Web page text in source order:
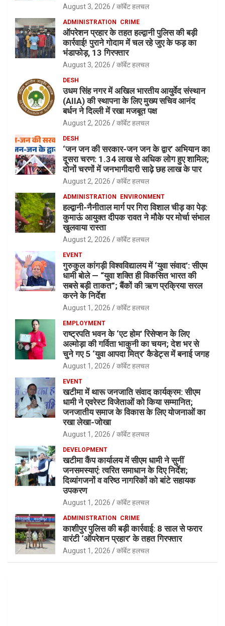
August 3, 2026 कॉर्बेट हलचल
ADMINISTRATION CRIME
ऑपरेशन प्रहार के तहत हल्द्वानी पुलिस की बड़ी
कार्रवाई! पुराने गोदाम में चल रहे जुए के फड़ का
भंडाफोड़, 13 गिरफ्तार
August 3, 2026 कॉर्बेट हलचल
DESH
उधम सिंह नगर में अखिल भारतीय आयुर्वेद संस्थान
(AIIA) की स्थापना के लिए मुख्य सचिव आनंद
बर्धन ने दिल्ली में रखा मजबूत पक्ष
August 2, 2026 कॉर्बेट हलचल
DESH
‘जन जन की सरकार-जन जन के द्वार’ अभियान का
दूसरा चरण: 1.34 लाख से अधिक लोग हुए शामिल;
दोनों चरणों में जनभागीदारी साढ़े छह लाख के पार
August 2, 2026 कॉर्बेट हलचल
ADMINISTRATION ENVIRONMENT
हल्द्वानी-नैनीताल मार्ग पर गिरा विशाल चीड़ का पेड़:
कुमाऊं आयुक्त दीपक रावत ने मौके पर मोर्चा संभाल
खुलवाया रास्ता
August 2, 2026 कॉर्बेट हलचल
EVENT
गुरुकुल कांगड़ी विश्वविद्यालय में ‘युवा संवाद’: सीएम
धामी बोले — “युवा शक्ति ही विकसित भारत की
सबसे बड़ी ताकत”; बैंकों की ऋण प्रक्रिया सरल
करने के निर्देश
August 1, 2026 कॉर्बेट हलचल
EMPLOYMENT
राष्ट्रपति भवन के ‘एट होम’ रिसेप्शन के लिए
अल्मोड़ा की गर्विता भाकुनी का चयन; देश भर से
चुने गए 5 ‘युवा आपदा मित्र’ कैडेट्स में बनाई जगह
August 1, 2026 कॉर्बेट हलचल
EVENT
खटीमा में थारू जनजाति संवाद कार्यक्रम: सीएम
धामी ने एवरेस्ट विजेताओं को किया सम्मानित;
जनजातीय समाज के विकास के लिए योजनाओं का
रखा लेखा-जोखा
August 1, 2026 कॉर्बेट हलचल
DEVELOPMENT
खटीमा कैंप कार्यालय में सीएम धामी ने सुनीं
जनसमस्याएं: त्वरित समाधान के दिए निर्देश;
दिव्यांगजनों व वरिष्ठ नागरिकों को बांटे सहायक
उपकरण
August 1, 2026 कॉर्बेट हलचल
ADMINISTRATION CRIME
काशीपुर पुलिस की बड़ी कार्रवाई: 8 साल से फरार
वारंटी ‘ऑपरेशन प्रहार’ के तहत गिरफ्तार
August 1, 2026 कॉर्बेट हलचल